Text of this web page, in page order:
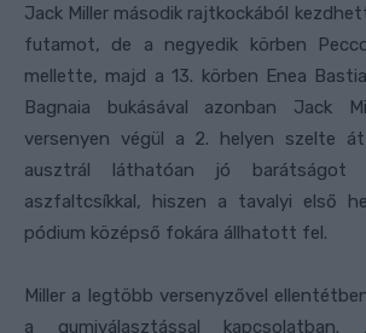
Jack Miller második rajtkockából
futamot, de a negyedik körben
mellette, majd a 13. körben Enea
Bagnaia bukásával azonban Jack
versenyen végül a 2. helyen szelte
ausztrál láthatóan jó
aszfaltcsíkkal, hiszen a tavalyi első
pódium középső fokára állhatott fel.
Miller a legtöbb versenyzővel
a gumiválasztással kapcsolatban.